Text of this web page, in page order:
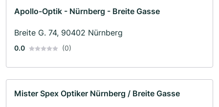
Apollo-Optik - Nürnberg - Breite Gasse
Breite G. 74, 90402 Nürnberg
0.0 (0)
Mister Spex Optiker Nürnberg / Breite Gasse